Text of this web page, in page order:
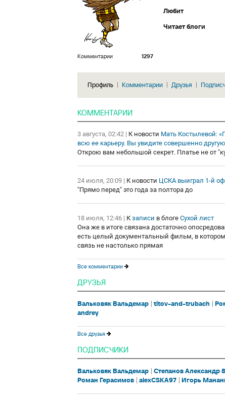
Комментарии 1297
Любит
Читает блоги
Профиль Комментарии Друзья
КОММЕНТАРИИ
3 августа, 02:42 | К новости Мать Костылевой:
всю ее карьеру. Вы увидите совершенно
Открою вам небольшой секрет. Платье не от
24 июля, 20:09 | К новости ЦСКА выиграл 1-й
"Прямо перед" это года за полтора до
18 июля, 12:46 | К записи в блоге Сухой лист
Она же в итоге связана достаточно
есть целый документальный фильм, в
связь не настолько прямая
Все комментарии
ДРУЗЬЯ
Вальковяк Вальдемар titov-and-trubach
andrey
Все друзья
ПОДПИСЧИКИ
Вальковяк Вальдемар Степанов Александр
Роман Герасимов alexCSKA97 Игорь